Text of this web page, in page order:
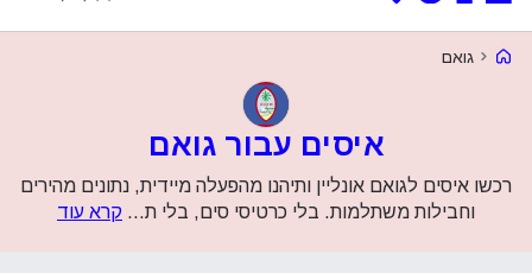
Voye Homepage
גואם
איסים עבור גואם
‏רכשו איסים לגואם אונליין ותיהנו מהפעלה מיידית, נתונים מהירים
וחבילות משתלמות. בלי כרטיסי סים, בלי ת... קרא עוד